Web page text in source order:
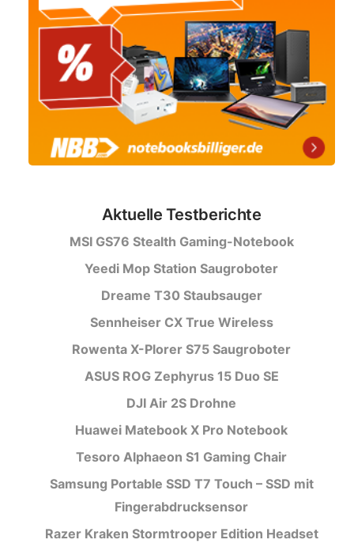
Aktuelle Testberichte
MSI GS76 Stealth Gaming-Notebook
Yeedi Mop Station Saugroboter
Dreame T30 Staubsauger
Sennheiser CX True Wireless
Rowenta X-Plorer S75 Saugroboter
ASUS ROG Zephyrus 15 Duo SE
DJI Air 2S Drohne
Huawei Matebook X Pro Notebook
Tesoro Alphaeon S1 Gaming Chair
Samsung Portable SSD T7 Touch – SSD mit
Fingerabdrucksensor
Razer Kraken Stormtrooper Edition Headset